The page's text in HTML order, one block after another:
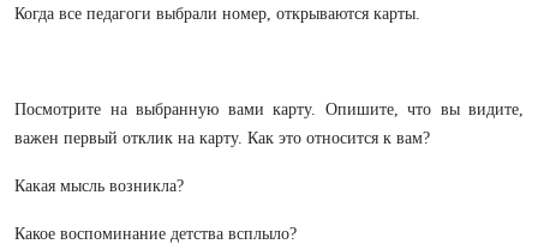
Когда все педагоги выбрали номер, открываются карты.
Посмотрите на выбранную вами карту. Опишите, что вы видите,
важен первый отклик на карту. Как это относится к вам?
Какая мысль возникла?
Какое воспоминание детства всплыло?